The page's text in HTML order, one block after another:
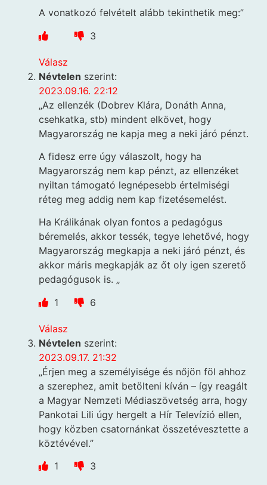
A vonatkozó felvételt alább tekinthetik meg:”
3
Válasz
Névtelen szerint:
2023.09.16. 22:12
„Az ellenzék (Dobrev Klára, Donáth Anna,
csehkatka, stb) mindent elkövet, hogy
Magyarország ne kapja meg a neki járó pénzt.
A fidesz erre úgy válaszolt, hogy ha
Magyarország nem kap pénzt, az ellenzéket
nyiltan támogató legnépesebb értelmiségi
réteg meg addig nem kap fizetésemelést.
Ha Králikának olyan fontos a pedagógus
béremelés, akkor tessék, tegye lehetővé, hogy
Magyarország megkapja a neki járó pénzt, és
akkor máris megkapják az őt oly igen szerető
pedagógusok is. „
1
6
Válasz
Névtelen szerint:
2023.09.17. 21:32
„Érjen meg a személyisége és nőjön föl ahhoz
a szerephez, amit betölteni kíván – így reagált
a Magyar Nemzeti Médiaszövetség arra, hogy
Pankotai Lili úgy hergelt a Hír Televízió ellen,
hogy közben csatornánkat összetévesztette a
köztévével.”
1
3